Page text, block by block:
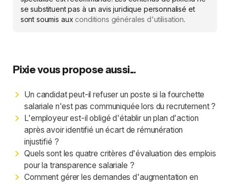
se substituent pas à un avis juridique personnalisé et
sont soumis auxconditions générales d'utilisation.
Pixie vous propose aussi...
Un candidat peut-il refuser un poste si la fourchette
salariale n'est pas communiquée lors du recrutement ?
L'employeur est-il obligé d'établir un plan d'action
après avoir identifié un écart de rémunération
injustifié ?
Quels sont les quatre critères d'évaluation des emplois
pour la transparence salariale ?
Comment gérer les demandes d'augmentation en